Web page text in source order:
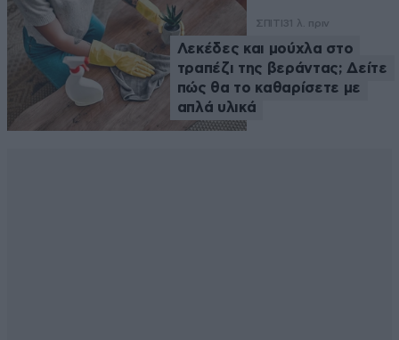
ΣΠΙΤΙ31 λ. πριν
Λεκέδες και μούχλα στο
τραπέζι της βεράντας; Δείτε
πώς θα το καθαρίσετε με
απλά υλικά